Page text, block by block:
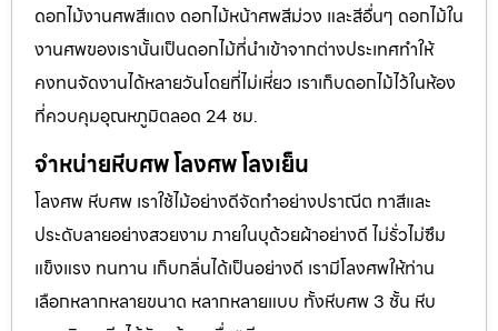
ดอกไม้งานศพสีแดง ดอกไม้หน้าศพสีม่วง และสีอื่นๆ ดอกไม้ใน
งานศพของเรานั้นเป็นดอกไม้ที่นำเข้าจากต่างประเทศทำให้
คงทนจัดงานได้หลายวันโดยที่ไม่เหี่ยว เราเก็บดอกไม้ไว้ในห้อง
ที่ควบคุมอุณหภูมิตลอด 24 ชม.
จำหน่ายหีบศพ โลงศพ โลงเย็น
โลงศพ หีบศพ เราใช้ไม้อย่างดีจัดทำอย่างปราณีต ทาสีและ
ประดับลายอย่างสวยงาม ภายในบุด้วยผ้าอย่างดี ไม่รั่วไม่ซึม
แข็งแรง ทนทาน เก็บกลิ่นได้เป็นอย่างดี เรามีโลงศพให้ท่าน
เลือกหลากหลายขนาด หลากหลายแบบ ทั้งหีบศพ 3 ชั้น หีบ